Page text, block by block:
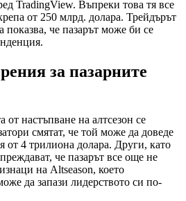
TradingView. Въпреки това тя все
от 250 млрд. долара. Трейдърът
показва, че пазарът може би се
за пазарните
от настъпване на алтсезон се
смятат, че той може да доведе
от 4 трилиона долара. Други, като
че пазарът все още не
на Altseason, което
да запази лидерството си по-